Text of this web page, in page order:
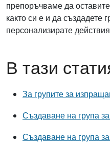
препоръчваме да
както си е и да създадете
персонализирате
В тази
За групите за
Създаване на група
Създаване на група